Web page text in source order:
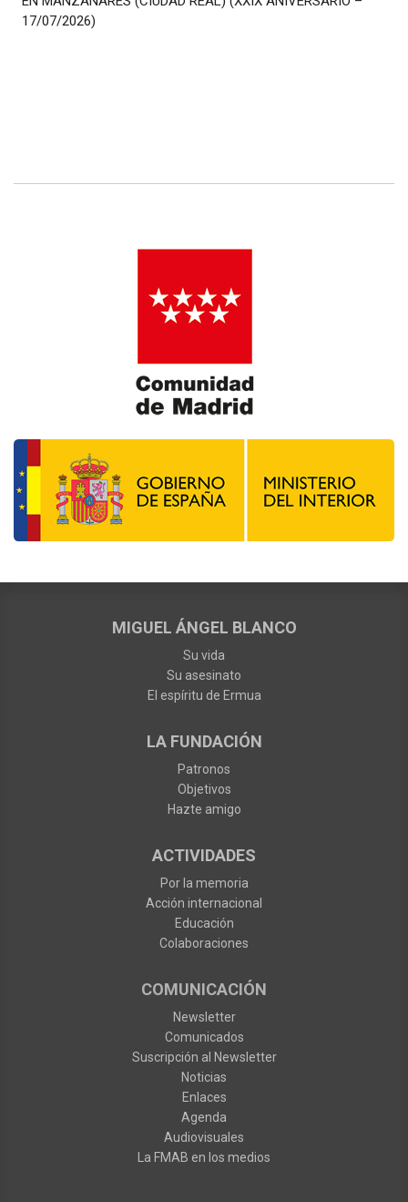
17/07/2026)
MIGUEL ÁNGEL BLANCO
Su vida
Su asesinato
El espíritu de Ermua
LA FUNDACIÓN
Patronos
Objetivos
Hazte amigo
ACTIVIDADES
Por la memoria
Acción internacional
Educación
Colaboraciones
COMUNICACIÓN
Newsletter
Comunicados
Suscripción al Newsletter
Noticias
Enlaces
Agenda
Audiovisuales
La FMAB en los medios